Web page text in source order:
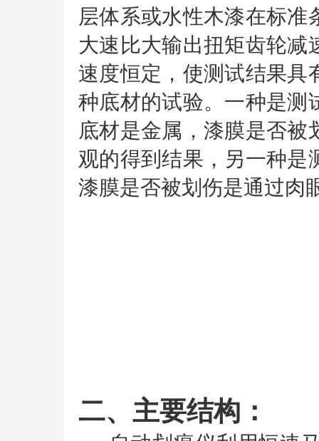
层体系或水性木漆在标准
大速比大输出扭矩齿轮减
速度恒定，使测试结果具
种底材的试验。一种是测
底材是金属，漆膜是否被
观的得到结果，另一种是
漆膜是否被划伤是通过肉
二、主要结构：